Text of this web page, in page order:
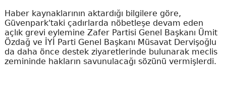
Haber kaynaklarının aktardığı bilgilere göre,
Güvenpark'taki çadırlarda nöbetleşe devam eden
açlık grevi eylemine Zafer Partisi Genel Başkanı Ümit
Özdağ ve İYİ Parti Genel Başkanı Müsavat Dervişoğlu
da daha önce destek ziyaretlerinde bulunarak meclis
zemininde hakların savunulacağı sözünü vermişlerdi.